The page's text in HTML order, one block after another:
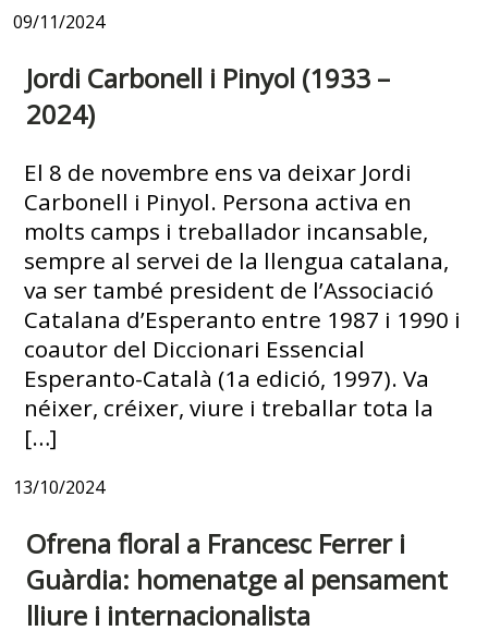
09/11/2024
Jordi Carbonell i Pinyol (1933 –
2024)
El 8 de novembre ens va deixar Jordi
Carbonell i Pinyol. Persona activa en
molts camps i treballador incansable,
sempre al servei de la llengua catalana,
va ser també president de l’Associació
Catalana d’Esperanto entre 1987 i 1990 i
coautor del Diccionari Essencial
Esperanto-Català (1a edició, 1997). Va
néixer, créixer, viure i treballar tota la
[…]
13/10/2024
Ofrena floral a Francesc Ferrer i
Guàrdia: homenatge al pensament
lliure i internacionalista